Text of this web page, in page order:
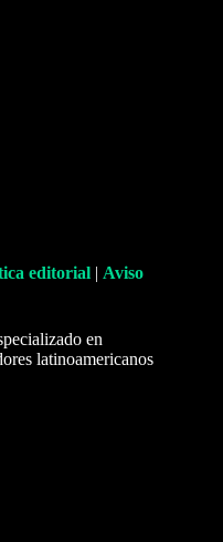
editorial | Aviso
en
latinoamericanos